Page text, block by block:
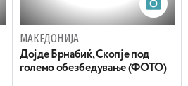
МАКЕДОНИЈА
Дојде Брнабиќ, Скопје под
големо обезбедување (ФОТО)